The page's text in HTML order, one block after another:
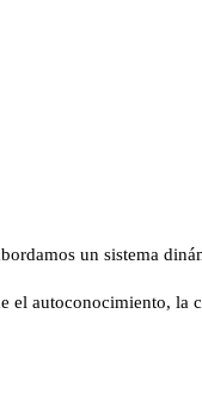
un sistema
el autoconocimiento,